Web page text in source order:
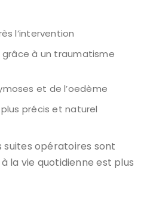
l’intervention
grâce à un traumatisme
et de l’oedème
précis et naturel
suites opératoires sont
la vie quotidienne est plus